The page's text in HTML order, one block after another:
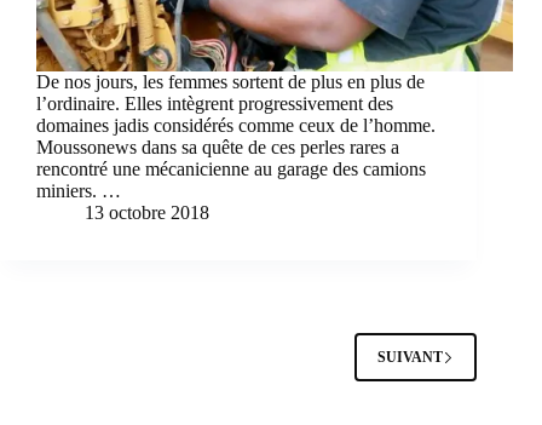
De nos jours, les femmes sortent de plus en plus de
l’ordinaire. Elles intègrent progressivement des
domaines jadis considérés comme ceux de l’homme.
Moussonews dans sa quête de ces perles rares a
rencontré une mécanicienne au garage des camions
miniers. …
13 octobre 2018
SUIVANT